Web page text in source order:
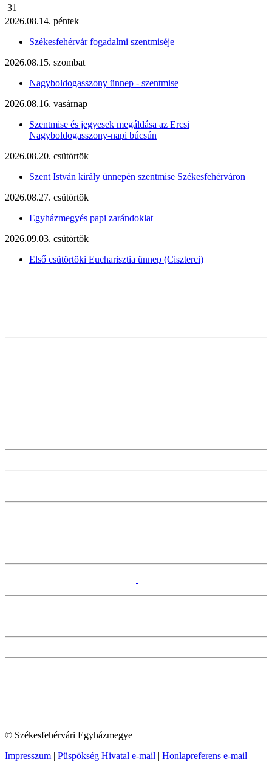
31
2026.08.14. péntek
Székesfehérvár fogadalmi szentmiséje
2026.08.15. szombat
Nagyboldogasszony ünnep - szentmise
2026.08.16. vasárnap
Szentmise és jegyesek megáldása az Ercsi
Nagyboldogasszony-napi búcsún
2026.08.20. csütörtök
Szent István király ünnepén szentmise Székesfehérváron
2026.08.27. csütörtök
Egyházmegyés papi zarándoklat
2026.09.03. csütörtök
Első csütörtöki Eucharisztia ünnep (Ciszterci)
© Székesfehérvári Egyházmegye
Impresszum | Püspökség Hivatal e-mail | Honlapreferens e-mail